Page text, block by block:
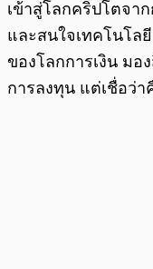
เข้าสู่โลกคริปโตจาก
และสนใจเทคโนโล
ของโลกการเงิน ม
การลงทุน แต่เชื่อว่